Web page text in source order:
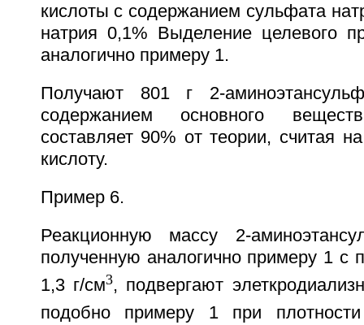
кислоты с содержанием сульфата
натрия 0,1% Выделение целевого
аналогично примеру 1.
Получают 801 г 2-
содержанием основного
составляет 90% от теории, считая
кислоту.
Пример 6.
Реакционную массу 2-
полученную аналогично примеру 1 с
1,3 г/см3, подвергают
подобно примеру 1 при